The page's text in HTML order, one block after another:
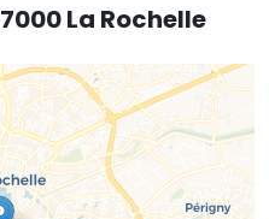
La Rochelle